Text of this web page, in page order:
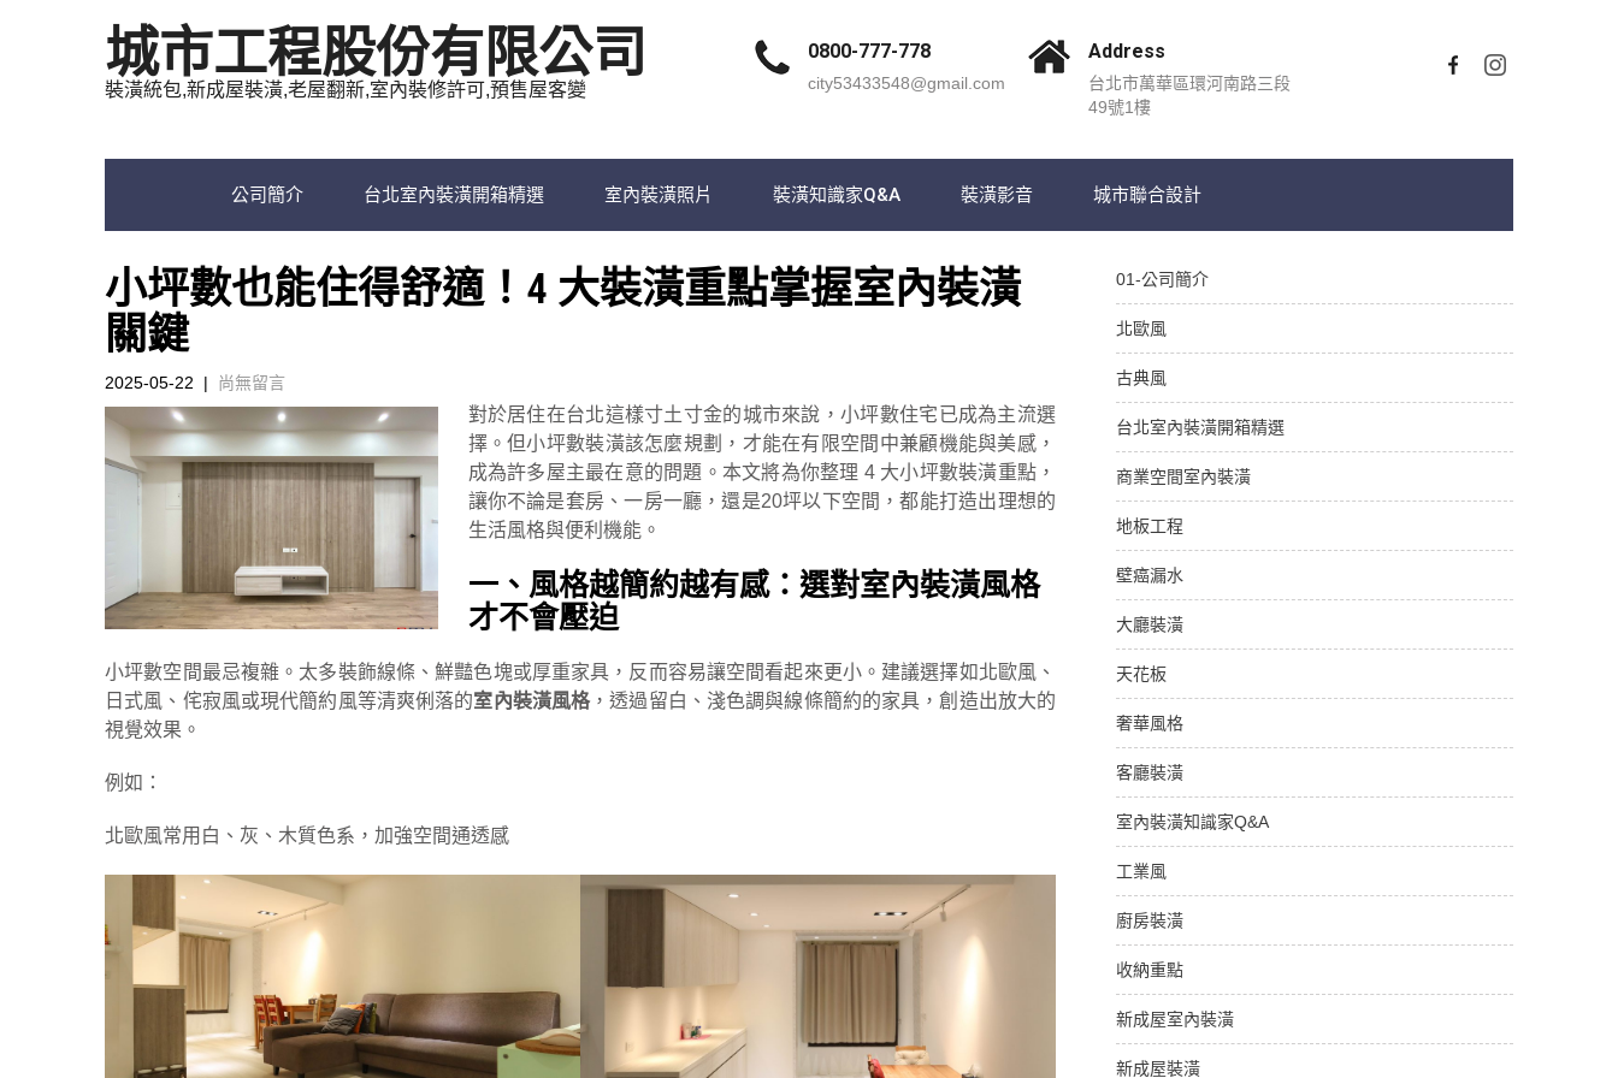
城市工程股份有限公司
裝潢統包,新成屋裝潢,老屋翻新,室內裝修許可,預售屋客變
0800-777-778
city53433548@gmail.com
Address
台北市萬華區環河南路三段
49號1樓
公司簡介 台北室內裝潢開箱精選 室內裝潢照片 裝潢知識家Q&A 裝潢影音 城市聯合設計
小坪數也能住得舒適！4 大裝潢重點掌握室內裝潢
關鍵
2025-05-22 | 尚無留言
對於居住在台北這樣寸土寸金的城市來說，小坪數住宅已成為主流選
擇。但小坪數裝潢該怎麼規劃，才能在有限空間中兼顧機能與美感，
成為許多屋主最在意的問題。本文將為你整理 4 大小坪數裝潢重點，
讓你不論是套房、一房一廳，還是20坪以下空間，都能打造出理想的
生活風格與便利機能。
一、風格越簡約越有感：選對室內裝潢風格
才不會壓迫
小坪數空間最忌複雜。太多裝飾線條、鮮豔色塊或厚重家具，反而容易讓空間看起來更小。建議選擇如北歐風、
日式風、侘寂風或現代簡約風等清爽俐落的室內裝潢風格，透過留白、淺色調與線條簡約的家具，創造出放大的
視覺效果。
例如：
北歐風常用白、灰、木質色系，加強空間通透感
01-公司簡介
北歐風
古典風
台北室內裝潢開箱精選
商業空間室內裝潢
地板工程
壁癌漏水
大廳裝潢
天花板
奢華風格
客廳裝潢
室內裝潢知識家Q&A
工業風
廚房裝潢
收納重點
新成屋室內裝潢
新成屋裝潢